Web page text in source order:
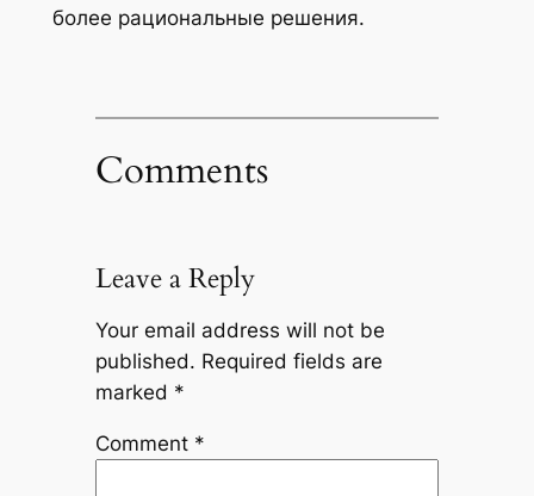
более рациональные решения.
Comments
Leave a Reply
Your email address will not be
published. Required fields are
marked *
Comment *